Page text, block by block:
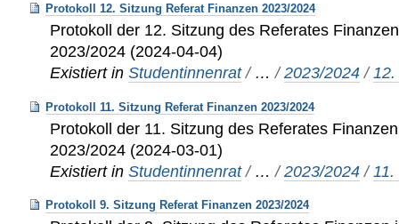
Protokoll 12. Sitzung Referat Finanzen 2023/2024
Protokoll der 12. Sitzung des Referates
2023/2024 (2024-04-04)
Existiert in Studentinnenrat / …/2023/2024 /
Protokoll 11. Sitzung Referat Finanzen 2023/2024
Protokoll der 11. Sitzung des Referates
2023/2024 (2024-03-01)
Existiert in Studentinnenrat / …/2023/2024 /
Protokoll 9. Sitzung Referat Finanzen 2023/2024